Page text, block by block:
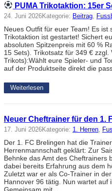
PUMA Trikotaktion: 15er
24. Juni 2026Kategorie: Beitrag,
Neues Outfit für euer Team! Es ist
Trikotaktion ist gestartet! Sichert
absoluten Spitzenpreis mit 60 %
15 Sets). Trikotsatz für 349 € zzgl.
Trikots):Wählt eure Spieler- und
auf der Produktseite direkt die
Weiterlesen
Neuer Cheftrainer für den 1.
17. Juni 2026Kategorie: 1. Herren,
Der 1. FC Brelingen hat die
Herrenmannschaft geklärt: Zur
Behnke das Amt des Cheftrainers
dabei bereits Erfahrung aus dem
Zuletzt war er als Co-Trainer in
Hannover 96 tätig. Nun wartet auf